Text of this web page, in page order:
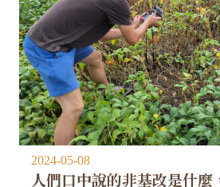
2024-05-08
人們口中說的非基改是什